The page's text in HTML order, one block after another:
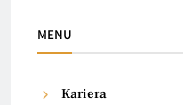
MENU
Kariera